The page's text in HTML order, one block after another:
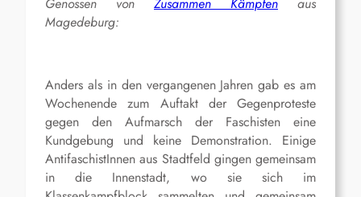
Genossen von Zusammen Kämpfen aus
Magedeburg:
Anders als in den vergangenen Jahren gab es am
Wochenende zum Auftakt der Gegenproteste
gegen den Aufmarsch der Faschisten eine
Kundgebung und keine Demonstration. Einige
AntifaschistInnen aus Stadtfeld gingen gemeinsam
in die Innenstadt, wo sie sich im